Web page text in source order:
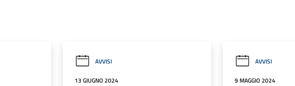
AVVISI
13 GIUGNO 2024
AVVISI
9 MAGGIO 2024